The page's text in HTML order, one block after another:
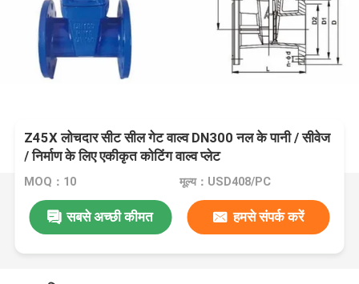
Z45X लोचदार सीट सील गेट वाल्व DN300 नल के पानी / सीवेज
/ निर्माण के लिए एकीकृत कोटिंग वाल्व प्लेट
MOQ：10 मूल्य：USD408/PC
सबसे अच्छी कीमत हमसे संपर्क करें